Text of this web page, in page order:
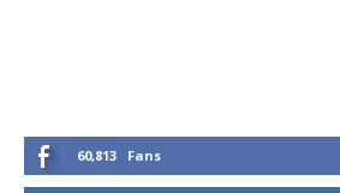
60,813 Fans